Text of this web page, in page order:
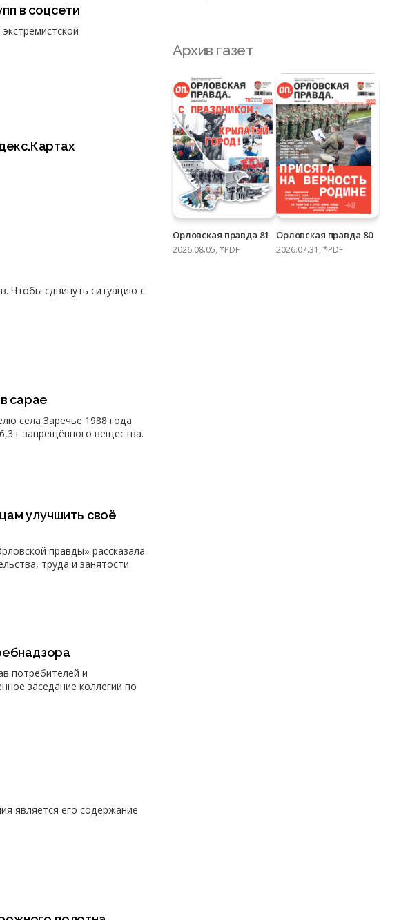
в соцсети
Чтобы сдвинуть ситуацию с
сарае
села Заречье 1988 года
г запрещённого вещества.
улучшить своё
правды» рассказала
труда и занятости
потребителей и
заседание коллегии по
является его содержание
Архив газет
Орловская правда 81
2026.08.05, *PDF
Орловская правда 80
2026.07.31, *PDF